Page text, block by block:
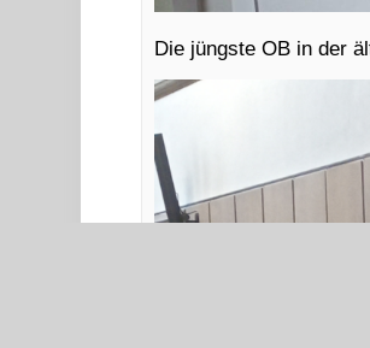
Die jüngste OB in der